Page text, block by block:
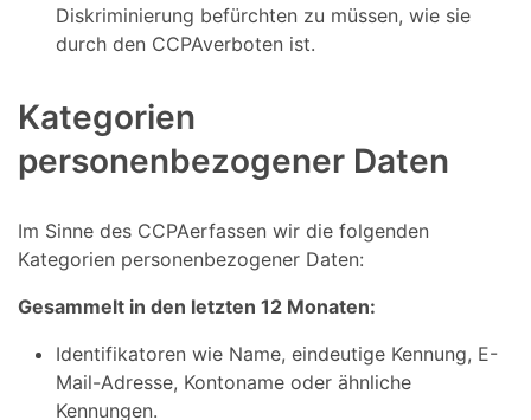
Diskriminierung befürchten zu müssen, wie sie
durch den CCPAverboten ist.
Kategorien
personenbezogener Daten
Im Sinne des CCPAerfassen wir die folgenden
Kategorien personenbezogener Daten:
Gesammelt in den letzten 12 Monaten:
Identifikatoren wie Name, eindeutige Kennung, E-
Mail-Adresse, Kontoname oder ähnliche
Kennungen.